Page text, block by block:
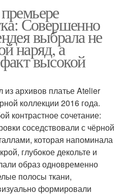
Совершенно
выбрала не
наряд, а
высокой
из архивов платье Atelier
коллекции 2016 года.
контрастное сочетание:
соседствовали с чёрной
которая напоминала
глубокое декольте и
образ одновременно
полосы ткани,
формировали